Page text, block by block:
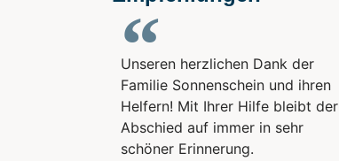
Unseren herzlichen Dank der
Familie Sonnenschein und ihren
Helfern! Mit Ihrer Hilfe bleibt der
Abschied auf immer in sehr
schöner Erinnerung.